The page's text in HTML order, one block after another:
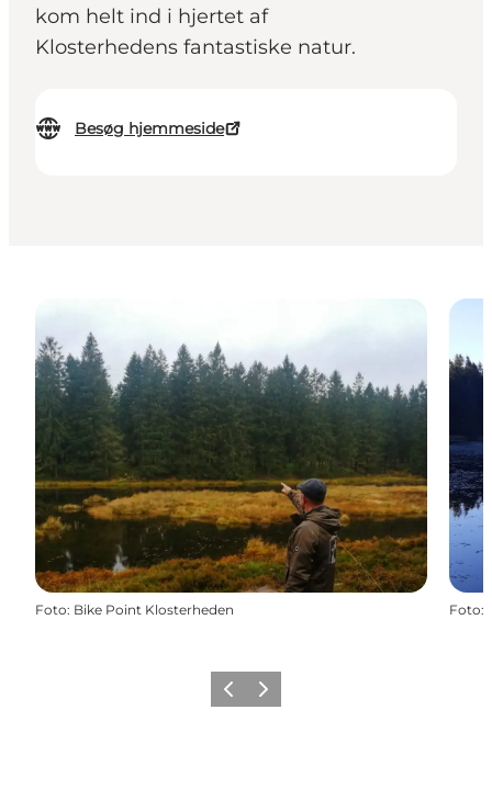
kom helt ind i hjertet af
Klosterhedens fantastiske natur.
Besøg hjemmeside
Foto: Bike Point Klosterheden Foto:
ForrigeNæste